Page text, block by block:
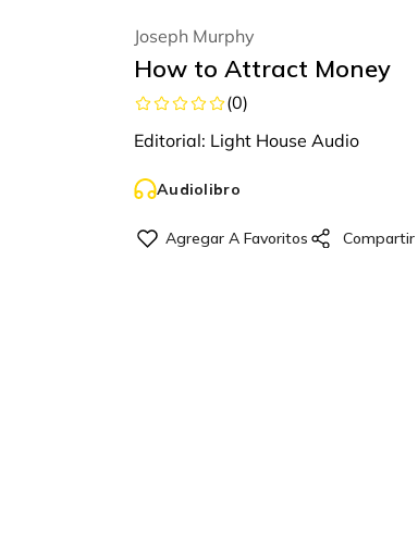
Joseph Murphy
How to Attract Money
(0)
Editorial: Light House Audio
Audiolibro